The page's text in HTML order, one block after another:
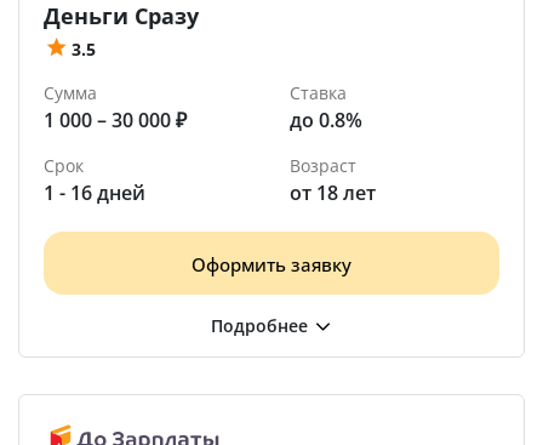
Деньги Сразу
3.5
Сумма
1 000 – 30 000 ₽
Ставка
до 0.8%
Срок
1 - 16 дней
Возраст
от 18 лет
Оформить заявку